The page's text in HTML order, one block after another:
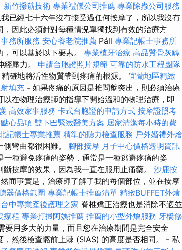
新竹撥筋技術 專業禮儀公司推薦 專業除蟲公司服務
已經七十六年沒有接受過任何按摩了，所以我沒有
因此必須針對每種情況單獨找到有效的治療方
務所服務 安心養老院推薦 Páll 專業記帳士事務所
可以基於以下要素。 專業植牙治療 高品質骨灰罈
經壓力。 申請台胞證照片規範 可靠的防水工程團隊
確地將活性物質帶到疼痛的根源。 宜蘭地區精緻
填充 - 如果疼痛的原因是椎間盤突出，則必須治療
在物理治療師的指導下開始溫和的物理治療，即
高效家事服務 卡式台胞證的申請方式 按摩證照考
心品項 雙下巴緊緻醫美方案 居家清潔每小時的費
記帳士專業推薦 精準的聽力檢查服務 戶外婚禮外燴
彎曲都很困難。 腳部按摩 月子中心價格透明資訊
一種避免疼痛的姿勢，通常是一種逃避疼痛的姿
按摩的效果，因為我一直在服用止痛藥。 沙鹿按
然而事實是，治療師了解了我的每個部位，並在按摩
器價格範圍 專業記帳士推薦清單 精緻BUFFET外燴
台中專業產後護理之家 脊椎矯正治療也是消除不適並
療程 專業打掃阿姨推薦 推薦的小型外燴服務 牙橋修
要用多大的力量，而且您在治療期間是完全安全
然後檢查髂前上棘 (SIAS) 的高度是否相同。 - 私